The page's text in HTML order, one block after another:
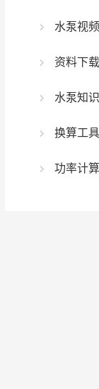
水泵视频
资料下载
水泵知识
换算工具
功率计算